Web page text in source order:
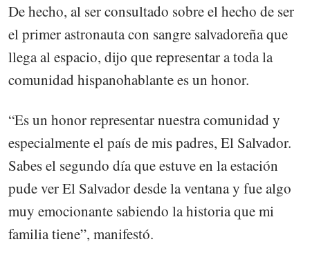
De hecho, al ser consultado sobre el hecho de ser
el primer astronauta con sangre salvadoreña que
llega al espacio, dijo que representar a toda la
comunidad hispanohablante es un honor.
“Es un honor representar nuestra comunidad y
especialmente el país de mis padres, El Salvador.
Sabes el segundo día que estuve en la estación
pude ver El Salvador desde la ventana y fue algo
muy emocionante sabiendo la historia que mi
familia tiene”, manifestó.